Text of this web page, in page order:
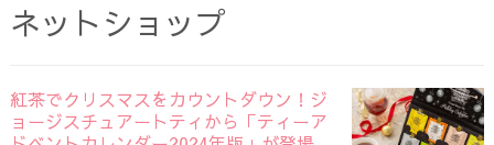
ネットショップ
紅茶でクリスマスをカウントダウン！ジ
ョージスチュアートティから「ティーア